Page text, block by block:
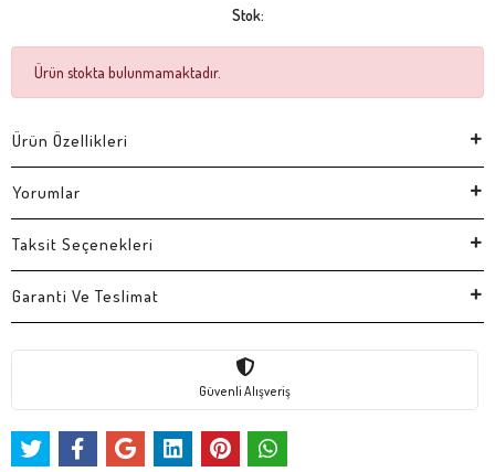
Stok:
Ürün stokta bulunmamaktadır.
Ürün Özellikleri
Yorumlar
Taksit Seçenekleri
Garanti Ve Teslimat
Güvenli Alışveriş